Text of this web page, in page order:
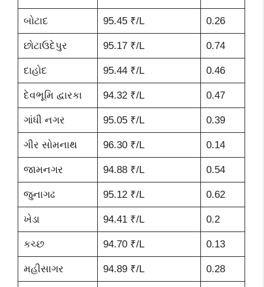
બોટાદ 95.45 ₹/L 0.26
છોટાઉદેપુર 95.17 ₹/L 0.74
દાહોદ 95.44 ₹/L 0.46
દેવભૂમિ દ્વારકા 94.32 ₹/L 0.47
ગાંધી નગર 95.05 ₹/L 0.39
ગીર સોમનાથ 96.30 ₹/L 0.14
જામનગર 94.88 ₹/L 0.54
જુનાગઢ 95.12 ₹/L 0.62
ખેડા 94.41 ₹/L 0.2
કચ્છ 94.70 ₹/L 0.13
મહીસાગર 94.89 ₹/L 0.28